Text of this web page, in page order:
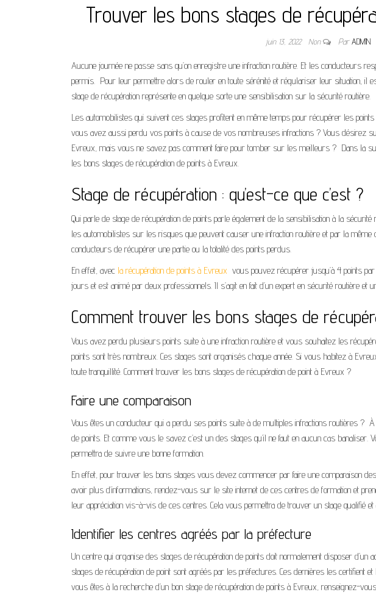
Trouver les bons stages de
juin 13, 2022 Non ParADMIN
Aucune journée ne passe sans qu’on enregistre une infraction routière. Et les conducteurs
permis. Pour leur permettre alors de rouler en toute sérénité et régulariser leur situation, il
stage de récupération représente en quelque sorte une sensibilisation sur la sécurité routière.
Les automobilistes qui suivent ces stages profitent en même temps pour récupérer les
vous avez aussi perdu vos points à cause de vos nombreuses infractions ? Vous désirez
Evreux, mais vous ne savez pas comment faire pour tomber sur les meilleurs ? Dans la
les bons stages de récupération de points à Evreux.
Stage de récupération : qu’est-ce que c’est ?
Qui parle de stage de récupération de points parle également de la sensibilisation à la
les automobilistes sur les risques que peuvent causer une infraction routière et par la
conducteurs de récupérer une partie ou la totalité des points perdus.
En effet, avec la récupération de points à Evreux vous pouvez récupérer jusqu’à 4 points
jours et est animé par deux professionnels. Il s’agit en fait d’un expert en sécurité routière et
Comment trouver les bons stages de
Vous avez perdu plusieurs points suite à une infraction routière et vous souhaitez les
points sont très nombreux. Ces stages sont organisés chaque année. Si vous habitez à
toute tranquillité. Comment trouver les bons stages de récupération de point à Evreux ?
Faire une comparaison
Vous êtes un conducteur qui a perdu ses points suite à de multiples infractions routières ?
de points. Et comme vous le savez c’est un des stages qu’il ne faut en aucun cas
permettra de suivre une bonne formation.
En effet, pour trouver les bons stages vous devez commencer par faire une comparaison
avoir plus d’informations, rendez-vous sur le site internet de ces centres de formation et
leur appréciation vis-à-vis de ces centres. Cela vous permettra de trouver un stage qualifié
Identifier les centres agréés par la préfecture
Un centre qui organise des stages de récupération de points doit normalement disposer d’un
stages de récupération de point sont agréés par les préfectures. Ces dernières les certifient
vous êtes à la recherche d’un bon stage de récupération de points à Evreux, renseignez-